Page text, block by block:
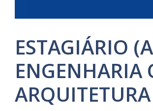
ESTAGIÁRIO
ENGENHARIA
ARQUITETURA